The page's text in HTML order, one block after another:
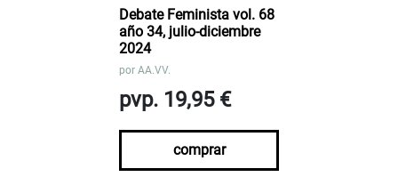
Debate Feminista vol. 68
año 34, julio-diciembre
2024
por AA.VV.
pvp. 19,95 €
comprar